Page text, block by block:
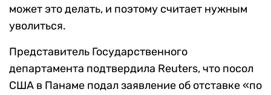
может это делать, и поэтому считает нужным
уволиться.
Представитель Государственного
департамента подтвердила Reuters, что посол
США в Панаме подал заявление об отставке «по